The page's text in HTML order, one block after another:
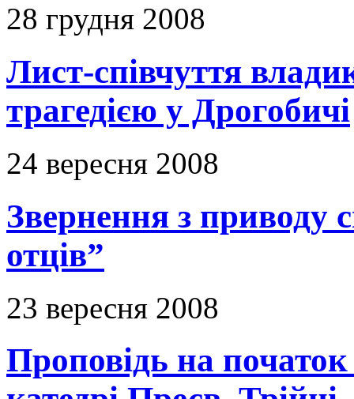
28 грудня 2008
Лист-співчуття
трагедією у Дрогобичі
24 вересня 2008
Звернення з приводу
отців”
23 вересня 2008
Проповідь на